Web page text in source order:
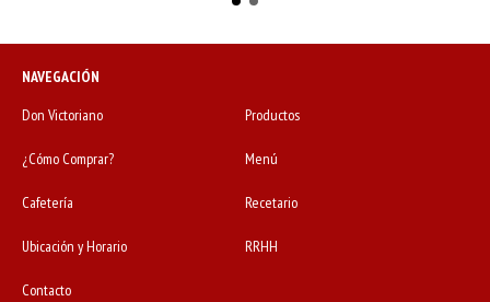
NAVEGACIÓN
Don Victoriano
Productos
¿Cómo Comprar? Menú
Cafetería Recetario
Ubicación y Horario RRHH
Contacto